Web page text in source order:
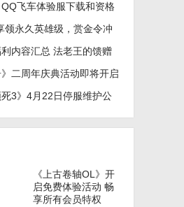
飞车体验服下载和资格
领永久英雄级，赏金令冲
内容汇总 法老王的馈赠
》二周年庆典活动即将开启
死3》4月22日停服维护公
《上古卷轴OL》开
启免费体验活动 畅
享所有会员特权